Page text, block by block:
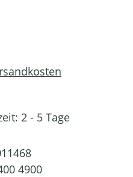
2 - 5 Tage
4900